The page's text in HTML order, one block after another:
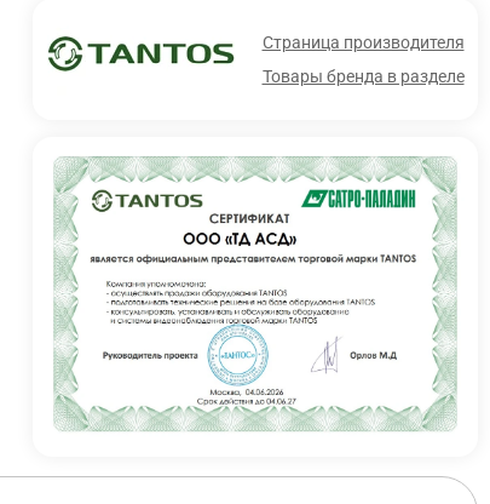
Страница производителя
Товары бренда в разделе